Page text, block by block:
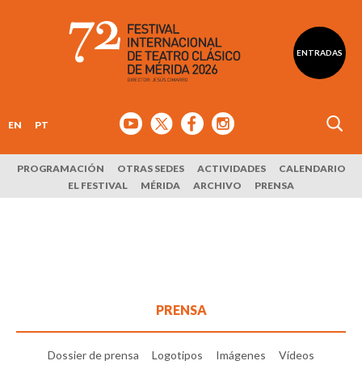
ENTRADAS
EN PT
PROGRAMACIÓN OTRAS SEDES ACTIVIDADES
CALENDARIO
EL FESTIVAL
MÉRIDA ARCHIVO PRENSA
PRENSA
Dossier de prensa Logotipos Imágenes
Vídeos